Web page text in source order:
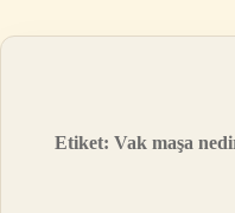
Etiket:Vak maşa